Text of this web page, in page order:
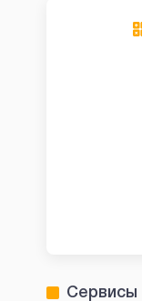
Сервисы